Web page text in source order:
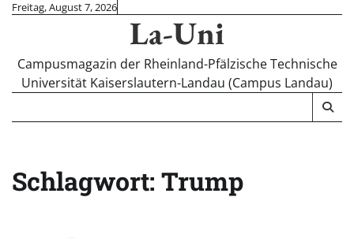
SkipFreitag, August 7, 2026
La-Uni
Campusmagazin der Rheinland-Pfälzische Technische
Universität Kaiserslautern-Landau (Campus Landau)
Schlagwort: Trump